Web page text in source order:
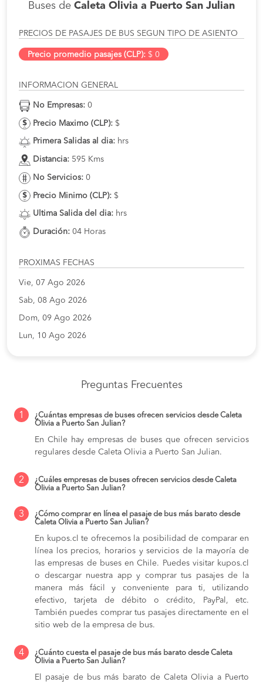
Buses de Caleta Olivia a Puerto San Julian
PRECIOS DE PASAJES DE BUS SEGUN TIPO DE ASIENTO
Precio promedio pasajes (CLP): $ 0
INFORMACION GENERAL
No Empresas: 0
Precio Maximo (CLP): $
Primera Salidas al dia: hrs
Distancia: 595 Kms
No Servicios: 0
Precio Minimo (CLP): $
Ultima Salida del dia: hrs
Duración: 04 Horas
PROXIMAS FECHAS
Vie, 07 Ago 2026
Sab, 08 Ago 2026
Dom, 09 Ago 2026
Lun, 10 Ago 2026
Preguntas Frecuentes
1
¿Cuántas empresas de buses ofrecen servicios desde Caleta
Olivia a Puerto San Julian?
En Chile hay empresas de buses que ofrecen servicios
regulares desde Caleta Olivia a Puerto San Julian.
2
¿Cuáles empresas de buses ofrecen servicios desde Caleta
Olivia a Puerto San Julian?
3
¿Cómo comprar en línea el pasaje de bus más barato desde
Caleta Olivia a Puerto San Julian?
En kupos.cl te ofrecemos la posibilidad de comparar en
línea los precios, horarios y servicios de la mayoría de
las empresas de buses en Chile. Puedes visitar kupos.cl
o descargar nuestra app y comprar tus pasajes de la
manera más fácil y conveniente para ti, utilizando
efectivo, tarjeta de débito o crédito, PayPal, etc.
También puedes comprar tus pasajes directamente en el
sitio web de la empresa de bus.
4
¿Cuánto cuesta el pasaje de bus más barato desde Caleta
Olivia a Puerto San Julian?
El pasaje de bus más barato de Caleta Olivia a Puerto